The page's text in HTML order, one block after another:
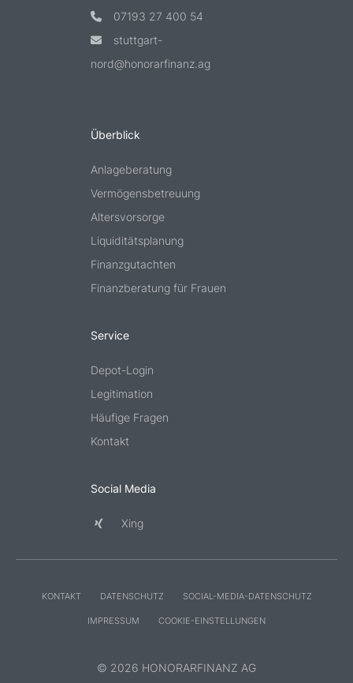
07193 27 400 54
stuttgart-
nord@honorarfinanz.ag
Überblick
Anlageberatung
Vermögensbetreuung
Altersvorsorge
Liquiditätsplanung
Finanzgutachten
Finanzberatung für Frauen
Service
Depot-Login
Legitimation
Häufige Fragen
Kontakt
Social Media
Xing
KONTAKT DATENSCHUTZ SOCIAL-MEDIA-DATENSCHUTZ
IMPRESSUM COOKIE-EINSTELLUNGEN
© 2026 HONORARFINANZ AG